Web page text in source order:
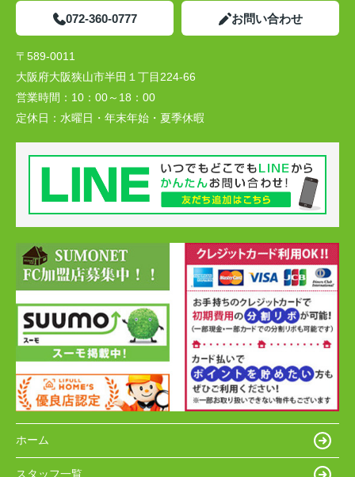
072-360-0777 お問い合わせ
〒589-0011
大阪府大阪狭山市半田１丁目224-66
営業時間： 10：00～18：00
定休日： 水曜日・年末年始・夏季休暇
ホーム
スタッフ一覧